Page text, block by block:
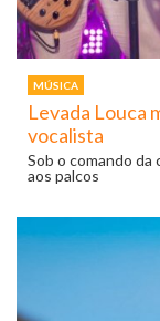
MÚSICA
Levada Louca
vocalista
Sob o comando
aos palcos